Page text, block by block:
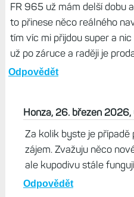
FR 965 už mám delší dobu
to přinese něco reálného
tím víc mi přijdou super a
už po záruce a raději je
Odpovědět
Honza, 26. březen 2026,
Za kolik byste je
zájem. Zvažuju něco
ale kupodivu stále
Odpovědět